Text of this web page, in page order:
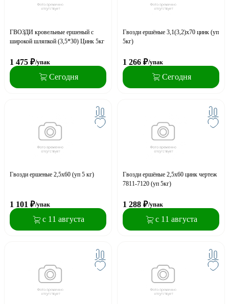
ГВОЗДИ кровельные ершеный с
широкой шляпкой (3,5*30) Цинк 5кг
1 475 ₽/упак
Сегодня
Гвозди ершёные 3,1(3,2)х70 цинк (уп
5кг)
1 266 ₽/упак
Сегодня
Гвозди ершеные 2,5х60 (уп 5 кг)
1 101 ₽/упак
с 11 августа
Гвозди ершёные 2,5х60 цинк чертеж
7811-7120 (уп 5кг)
1 288 ₽/упак
с 11 августа